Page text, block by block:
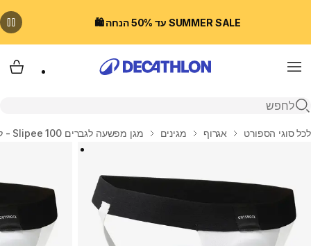
SUMMER SALE עד 50% הנחה 🛍️
Menu
פתיחת חיפוש
בית
לכל סוגי הספורט אגרוף מגינים מגן מפשעה לגברים Slipee 100 - לבן